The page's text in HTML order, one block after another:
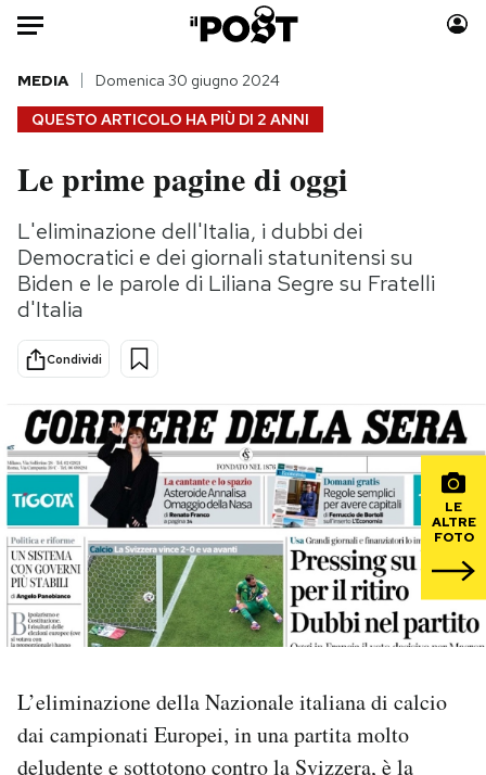
Auto
HOME
Italia
Politica
Tecnologia
Internet
Scienza
Cultura
Sport
Moda
Consumismi
Storie/Idee
Mondiali calcio 2026
PODCAST
NEWSLETTER
SHOP
QUESTO ARTICOLO HA PIÙ DI 2 ANNI
MEDIA Domenica 30 giugno 2024
Le prime pagine di oggi
L'eliminazione dell'Italia, i dubbi dei
Democratici e dei giornali statunitensi su
Biden e le parole di Liliana Segre su Fratelli
d'Italia
Condividi
LE
ALTRE
FOTO
L’eliminazione della Nazionale italiana di calcio
dai campionati Europei, in una partita molto
deludente e sottotono contro la Svizzera, è la